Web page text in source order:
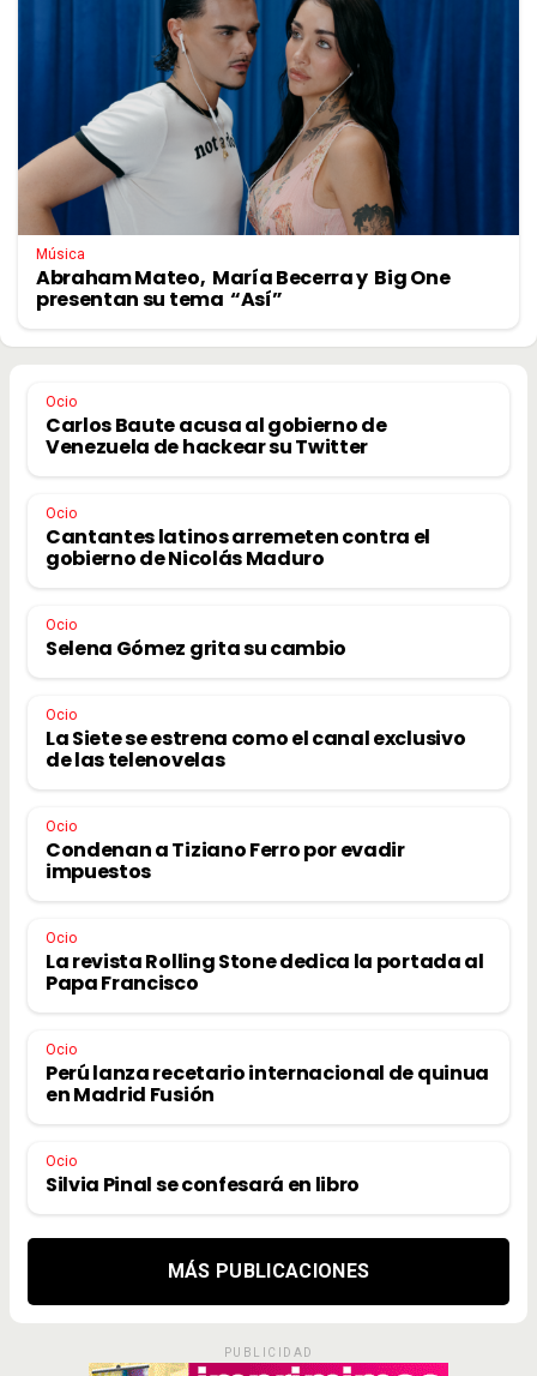
Música
Abraham Mateo, María Becerra y Big One
presentan su tema “Así”
Ocio
Carlos Baute acusa al gobierno de
Venezuela de hackear su Twitter
Ocio
Cantantes latinos arremeten contra el
gobierno de Nicolás Maduro
Ocio
Selena Gómez grita su cambio
Ocio
La Siete se estrena como el canal exclusivo
de las telenovelas
Ocio
Condenan a Tiziano Ferro por evadir
impuestos
Ocio
La revista Rolling Stone dedica la portada al
Papa Francisco
Ocio
Perú lanza recetario internacional de quinua
en Madrid Fusión
Ocio
Silvia Pinal se confesará en libro
MÁS PUBLICACIONES
PUBLICIDAD